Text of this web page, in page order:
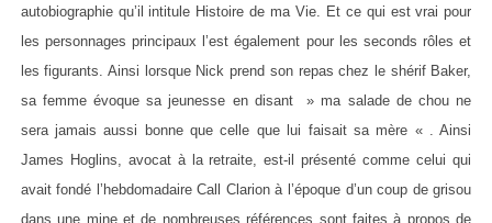
autobiographie qu’il intitule Histoire de ma Vie. Et ce qui est vrai pour
les personnages principaux l’est également pour les seconds rôles et
les figurants. Ainsi lorsque Nick prend son repas chez le shérif Baker,
sa femme évoque sa jeunesse en disant » ma salade de chou ne
sera jamais aussi bonne que celle que lui faisait sa mère « . Ainsi
James Hoglins, avocat à la retraite, est-il présenté comme celui qui
avait fondé l’hebdomadaire Call Clarion à l’époque d’un coup de grisou
dans une mine et de nombreuses références sont faites à propos de